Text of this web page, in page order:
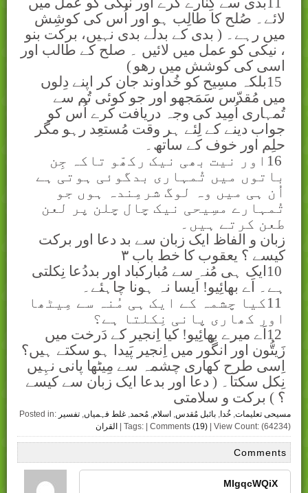
لائے۔ صُلح کا طالِب ہو اور اُس کی کوشِش
میں رہے۔ ( بدی کے بدلے بدی نہيں، برکت بنو
، نيکی کو عمل ميں لائيں ۔ صلح کے طالب اور
اسی کی کوشش ميں رھو)
15بلکہ مسِیح کو خُداوند جان کر اپنے دِلوں
میں مُقدّس سَمَجھو اور جو کوئی تُم سے
تُمہاری اُمِید کی وجہ دریافت کرے اُس کو
جواب دینے کے لِئے ہر وقت مُستعِد رہو مگر
حلِم اور خوف کے ساتھ۔
16 اور نیت بھی نیک رکھّو تاکہ جِن
باتوں میں تُمہاری بدگوئی ہوتی ہے
اُن ہی میں وہ لوگ شرمِندہ ہوں جو
تُمہارے مسِیحی نیک چال چلن پر لعن
طعن کرتے ہیں۔
زبان و الفاظ ايک زبان سے بد دعا اور برکت
کيسے ؟ يعقوب کا خط باب ۳
10 ایک ہی مُنہ سے مُبارکباد اور بددُعا نِکلتی
ہے۔ اَے بھائِیو! اَیسا نہ ہونا چاہئے۔
11کیا چشمہ کے ایک ہی مُنہ سے مِیٹھا
اور کھاری پانی نِکلتا ہے؟
12 اَے میرے بھائِیو! کیا اِنجیر کے دَرخت میں
زَیتُّون اور انگُور میں اِنجیر پَیدا ہو سکتے ہیں؟
اِسی طرح کھاری چشمہ سے مِیٹھا پانی نہِیں
نِکل سکتا۔ ( دعا اور بدعا ايک زبان سے کيسے
؟ ) برکت و سلامتی
Posted in: مسیحی تعلیمات, خُدا, بائبل مُقدس, اسلام, مُحمد, غلط فہمیاں, تفسیر
القران | Tags: | Comments (19) | View Count: (64234)
Comments
MIgqcWQiX